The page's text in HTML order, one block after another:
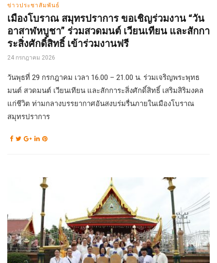
ข่าวประชาสัมพันธ์
เมืองโบราณ สมุทรปราการ ขอเชิญร่วมงาน “วัน
อาสาฬหบูชา” ร่วมสวดมนต์ เวียนเทียน และสักกา
ระสิ่งศักดิ์สิทธิ์ เข้าร่วมงานฟรี
24 กรกฎาคม 2026
วันพุธที่ 29 กรกฎาคม เวลา 16.00 – 21.00 น. ร่วมเจริญพระพุทธ
มนต์ สวดมนต์ เวียนเทียน และสักการะสิ่งศักดิ์สิทธิ์ เสริมสิริมงคล
แก่ชีวิต ท่ามกลางบรรยากาศอันสงบร่มรื่นภายในเมืองโบราณ
สมุทรปราการ